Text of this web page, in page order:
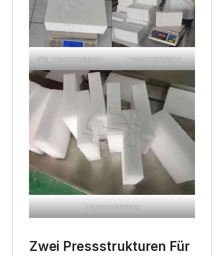
50g Trockeneisblock Trockeneisblöcke
Trockeneisblöcke
Zwei Pressstrukturen Für